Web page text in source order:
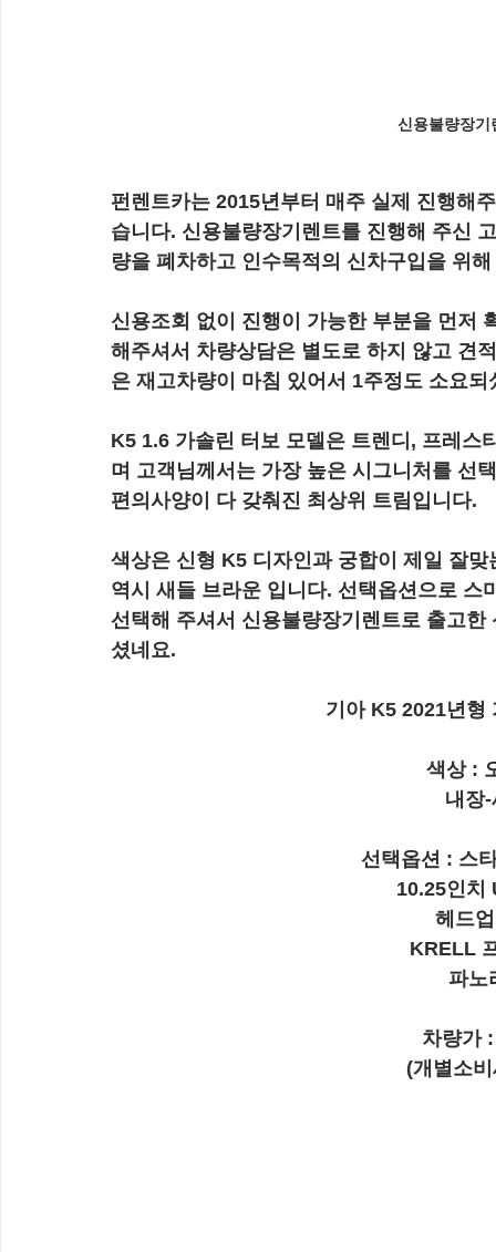
신용불량장기
펀렌트카는 2015년부터 매주 실제 진행해
습니다. 신용불량장기렌트를 진행해 주신
량을 폐차하고 인수목적의 신차구입을 위
신용조회 없이 진행이 가능한 부분을 먼저
해주셔서 차량상담은 별도로 하지 않고 견
은 재고차량이 마침 있어서 1주정도 소요되
K5 1.6 가솔린 터보 모델은 트렌디, 프레스
며 고객님께서는 가장 높은 시그니처를 선
편의사양이 다 갖춰진 최상위 트림입니다.
색상은 신형 K5 디자인과 궁합이 제일 잘
역시 새들 브라운 입니다. 선택옵션으로
선택해 주셔서 신용불량장기렌트로 출고
셨네요.
기아 K5 2021년형
색상 :
내장
선택옵션 : 스
10.25인치
헤드
KRELL
파노
차량가
(개별소